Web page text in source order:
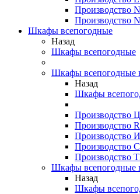
Производство
Производство
Шкафы всепогодные
Назад
Шкафы всепогодные
Шкафы всепогодные
Назад
Шкафы
Производство
Производство
Производство
Производство
Производство
Шкафы всепогодные
Назад
Шкафы